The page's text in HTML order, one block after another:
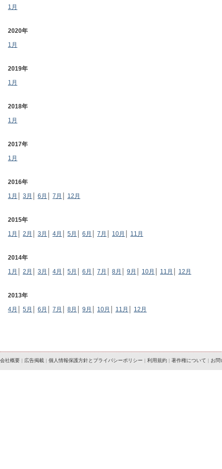
1月
2020年
1月
2019年
1月
2018年
1月
2017年
1月
2016年
1月
3月 6月 7月 12月
2015年
1月
2月 3月 4月 5月 6月 7月 10月 11月
2014年
1月
2月 3月 4月 5月 6月 7月 8月 9月 10月 11月 12月
2013年
4月
5月 6月 7月 8月 9月 10月 11月 12月
会社概要 | 広告掲載 | 個人情報保護方針とプライバシーポリシー | 利用規約 | 著作権について | お問